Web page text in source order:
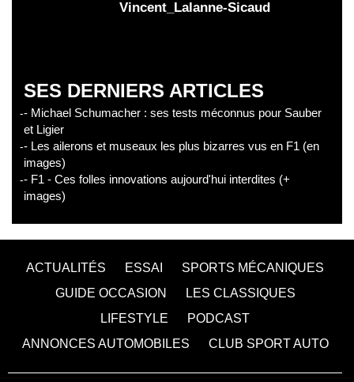
Vincent_Lalanne-Sicaud
SES DERNIERS ARTICLES
- Michael Schumacher : ses tests méconnus pour Sauber
et Ligier
- Les ailerons et museaux les plus bizarres vus en F1 (en
images)
- F1 - Ces folles innovations aujourd'hui interdites (+
images)
ACTUALITÉS ESSAI
SPORTS MÉCANIQUES
GUIDE OCCASION
LES CLASSIQUES
LIFESTYLE
PODCAST
ANNONCES AUTOMOBILES
CLUB SPORT AUTO